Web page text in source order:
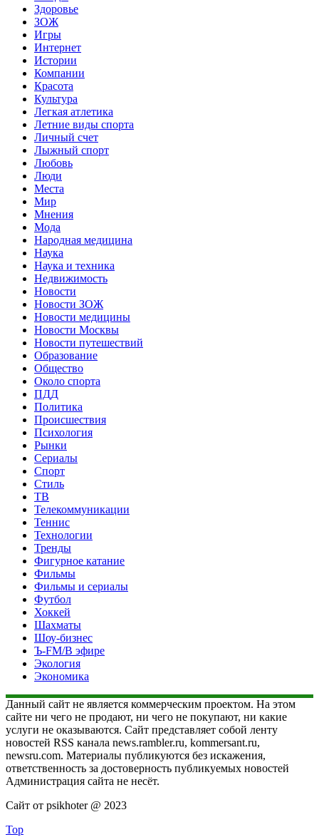
Здоровье
ЗОЖ
Игры
Интернет
Истории
Компании
Красота
Культура
Легкая атлетика
Летние виды спорта
Личный счет
Лыжный спорт
Любовь
Люди
Места
Мир
Мнения
Мода
Народная медицина
Наука
Наука и техника
Недвижимость
Новости
Новости ЗОЖ
Новости медицины
Новости Москвы
Новости путешествий
Образование
Общество
Около спорта
ПДД
Политика
Происшествия
Психология
Рынки
Сериалы
Спорт
Стиль
ТВ
Телекоммуникации
Теннис
Технологии
Тренды
Фигурное катание
Фильмы
Фильмы и сериалы
Футбол
Хоккей
Шахматы
Шоу-бизнес
Ъ-FM/В эфире
Экология
Экономика
Данный сайт не является коммерческим проектом. На этом
сайте ни чего не продают, ни чего не покупают, ни какие
услуги не оказываются. Сайт представляет собой ленту
новостей RSS канала news.rambler.ru, kommersant.ru,
newsru.com. Материалы публикуются без искажения,
ответственность за достоверность публикуемых новостей
Администрация сайта не несёт.
Сайт от psikhoter @ 2023
Top